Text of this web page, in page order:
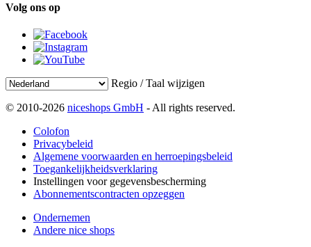
Volg ons op
Regio / Taal wijzigen
© 2010-2026 niceshops GmbH - All rights reserved.
Colofon
Privacybeleid
Algemene voorwaarden en herroepingsbeleid
Toegankelijkheidsverklaring
Instellingen voor gegevensbescherming
Abonnementscontracten opzeggen
Ondernemen
Andere nice shops